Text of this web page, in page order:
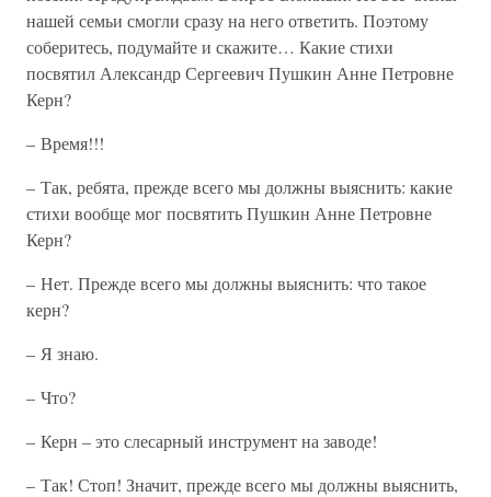
нашей семьи смогли сразу на него ответить. Поэтому
соберитесь, подумайте и скажите… Какие стихи
посвятил Александр Сергеевич Пушкин Анне Петровне
Керн?
– Время!!!
– Так, ребята, прежде всего мы должны выяснить: какие
стихи вообще мог посвятить Пушкин Анне Петровне
Керн?
– Нет. Прежде всего мы должны выяснить: что такое
керн?
– Я знаю.
– Что?
– Керн – это слесарный инструмент на заводе!
– Так! Стоп! Значит, прежде всего мы должны выяснить,